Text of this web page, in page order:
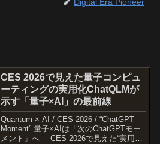
CES 2026で見えた量子コンピュ
ーティングの実用化ChatQLMが
示す「量子×AI」の最前線
Quantum × AI / CES 2026 / “ChatGPT
Moment” 量子×AIは「次のChatGPTモー
メント」へ──CES 2026で見えた“実用フ